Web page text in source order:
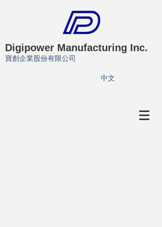
Digipower Manufacturing Inc.
寶創企業股份有限公司
​中文